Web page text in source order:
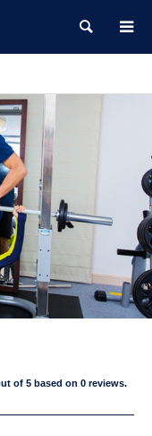
検索
of 5 based on 0 reviews.